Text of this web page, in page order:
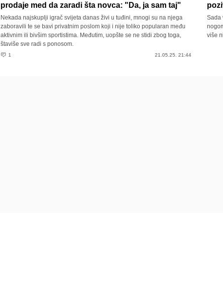
prodaje med da zaradi šta novca: "Da, ja sam taj"
Nekada najskuplji igrač svijeta danas živi u tuđini, mnogi su na njega
zaboravili te se bavi privatnim poslom koji i nije toliko popularan među
aktivnim ili bivšim sportistima. Međutim, uopšte se ne stidi zbog toga,
štaviše sve radi s ponosom.
1 21.05.25. 21:44
Sada
više